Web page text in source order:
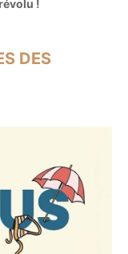
!
DES